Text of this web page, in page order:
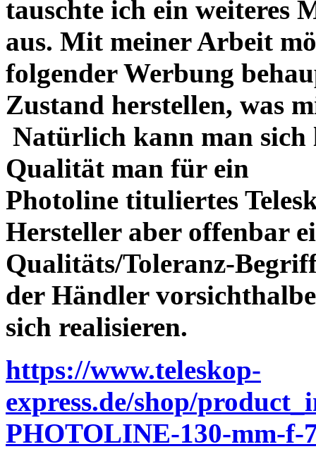
tauschte ich ein weiteres
aus. Mit meiner Arbeit
folgender Werbung
Zustand herstellen, was
Natürlich kann man sich
Qualität man für ein
Photoline tituliertes
Hersteller aber offenbar
Qualitäts/Toleranz-
der Händler
sich realisieren.
https://www.teleskop-
express.de/shop/
PHOTOLINE-130-mm-f-